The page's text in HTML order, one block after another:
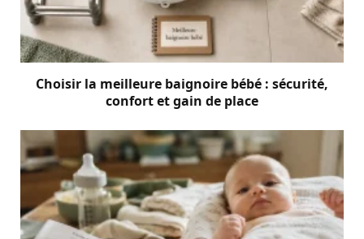
Choisir la meilleure baignoire bébé : sécurité,
confort et gain de place